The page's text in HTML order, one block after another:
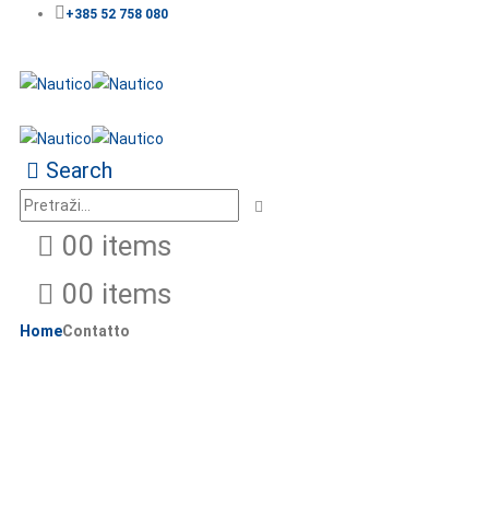
+385 52 758 080
Search
00 items
00 items
HomeContatto